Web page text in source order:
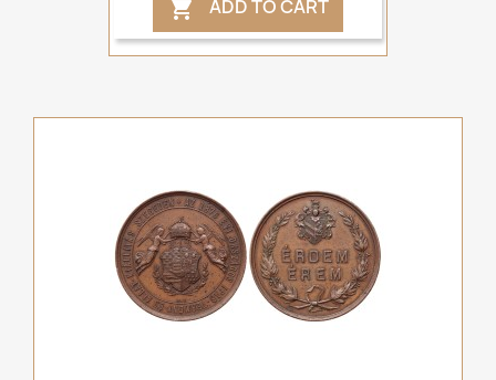
 ADD TO CART